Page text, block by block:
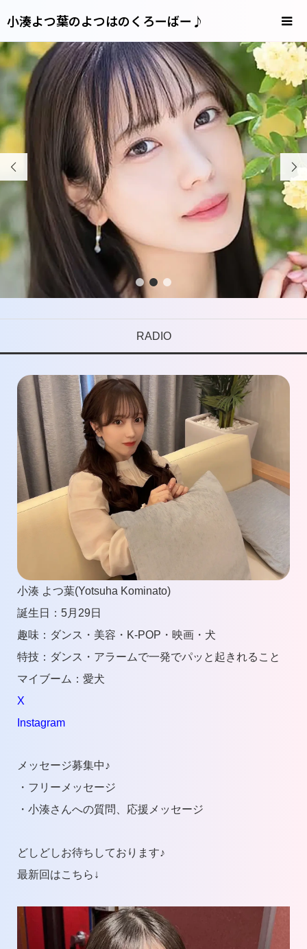
小湊よつ葉のよつはのくろーばー♪
 
1 2 3
RADIO
小湊 よつ葉(Yotsuha Kominato)
誕生日：5月29日
趣味：ダンス・美容・K-POP・映画・犬
特技：ダンス・アラームで一発でパッと起きれること
マイブーム：愛犬
X
Instagram
メッセージ募集中♪
・フリーメッセージ
・小湊さんへの質問、応援メッセージ
どしどしお待ちしております♪
最新回はこちら↓